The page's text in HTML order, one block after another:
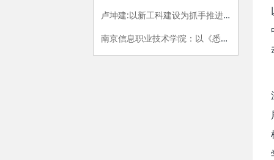
卢坤建:以新工科建设为抓手推进高职院校供给侧改革
南京信息职业技术学院：以《悉尼协议》为范式，开展专业内涵建设